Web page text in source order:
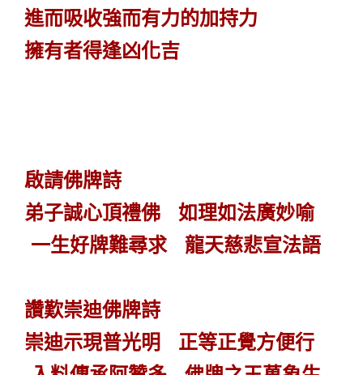
進而吸收強而有力的加持力
擁有者得逢凶化吉
啟請佛牌詩
弟子誠心頂禮佛 如理如法廣妙喻
一生好牌難尋求 龍天慈悲宣法語
讚歎崇迪佛牌詩
崇迪示現普光明 正等正覺方便行